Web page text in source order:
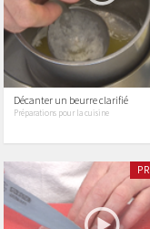
Décanter un beurre clarifié
Préparations pour la cuisine